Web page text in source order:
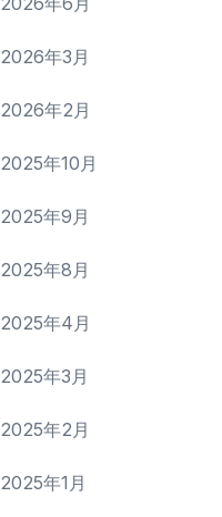
2026年3月
2026年2月
2025年10月
2025年9月
2025年8月
2025年4月
2025年3月
2025年2月
2025年1月